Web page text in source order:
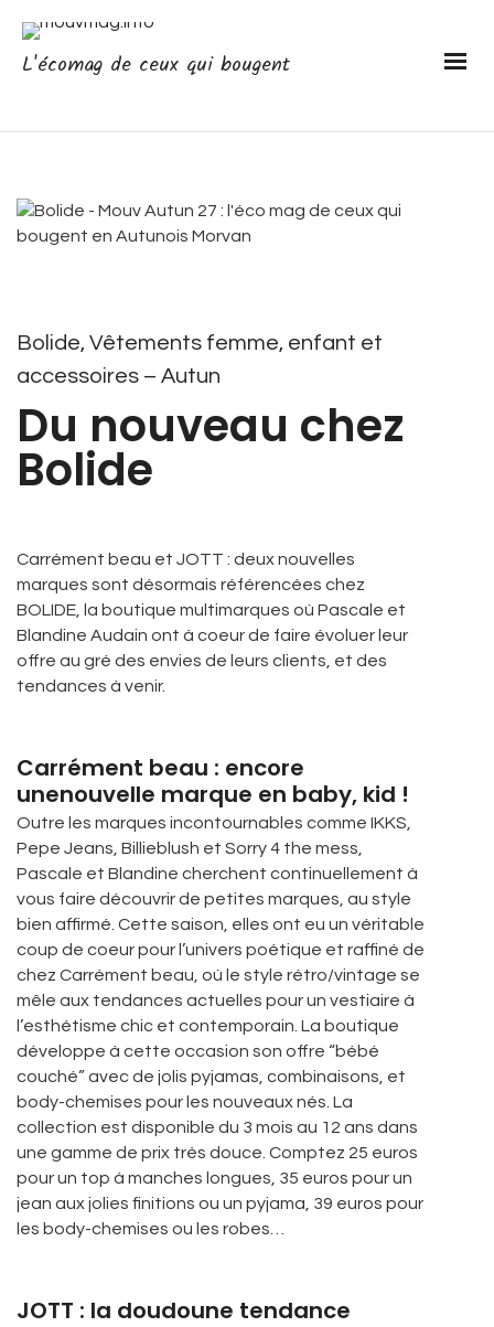
L'écomag de ceux qui bougent
Bolide, Vêtements femme, enfant et
accessoires – Autun
Du nouveau chez
Bolide
Carrément beau et JOTT : deux nouvelles
marques sont désormais référencées chez
BOLIDE, la boutique multimarques où Pascale et
Blandine Audain ont à coeur de faire évoluer leur
offre au gré des envies de leurs clients, et des
tendances à venir.
Carrément beau : encore
unenouvelle marque en baby, kid !
Outre les marques incontournables comme IKKS,
Pepe Jeans, Billieblush et Sorry 4 the mess,
Pascale et Blandine cherchent continuellement à
vous faire découvrir de petites marques, au style
bien affirmé. Cette saison, elles ont eu un véritable
coup de coeur pour l’univers poétique et raffiné de
chez Carrément beau, où le style rétro/vintage se
mêle aux tendances actuelles pour un vestiaire à
l’esthétisme chic et contemporain. La boutique
développe à cette occasion son offre “bébé
couché” avec de jolis pyjamas, combinaisons, et
body-chemises pour les nouveaux nés. La
collection est disponible du 3 mois au 12 ans dans
une gamme de prix très douce. Comptez 25 euros
pour un top à manches longues, 35 euros pour un
jean aux jolies finitions ou un pyjama, 39 euros pour
les body-chemises ou les robes…
JOTT : la doudoune tendance